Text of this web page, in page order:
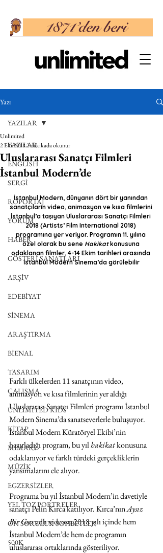
Yazı
YAZILAR
ENGLISH
SERGİ
RÖPORTAJ
YORUM
HABER
GÖSTERİ SANATLARI
ARŞİV
EDEBİYAT
SİNEMA
ARAŞTIRMA
BİENAL
TASARIM
ÇALIŞMA
UNLIMITED KIDS
KİTAP
MİMARİ
MÜZİK
EGZERSİZLER
YEL TOZ PORTRELER
ON SORULUK SOHBETLER
500K
YAZILAR
Uluslararası Sanatçı Filmleri
İstanbul Modern’de
Unlimited
2 Eki 20182 dakikada okunur
İstanbul Modern, dünyanın dört bir yanından
sanatçıların video, animasyon ve kısa filmlerini
İstanbul’a taşıyan Uluslararası Sanatçı Filmleri
2018 (Artists’ Film International 2018)
programına yer veriyor. Programın 11. yılına
özel olarak bu sene Hakikat konusuna
odaklanan filmler, 4-14 Ekim tarihleri arasında
İstanbul Modern Sinema’da görülebilir
Farklı ülkelerden 11 sanatçının video,
animasyon ve kısa filmlerinin yer aldığı
Uluslararası Sanatçı Filmleri programı İstanbul
Modern Sinema’da sanatseverlerle buluşuyor.
İstanbul Modern Küratöryel Ekibi’nin
hazırladığı program, bu yıl hakikat konusuna
odaklanıyor ve farklı türdeki gerçekliklerin
yansımalarını ele alıyor.
Programa bu yıl İstanbul Modern’in davetiyle
sanatçı Pelin Kırca katılıyor. Kırca’nın Aysız
Bir Gece adlı videosu 2018 yılı içinde hem
İstanbul Modern’de hem de programın
uluslararası ortaklarında gösteriliyor.